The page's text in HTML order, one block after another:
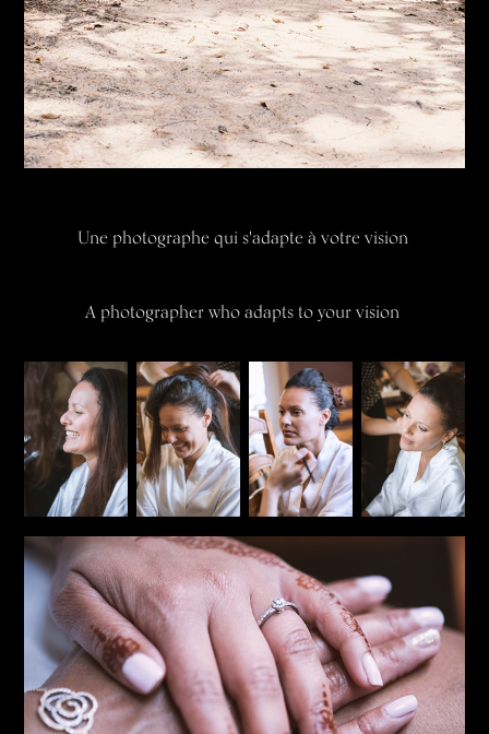
Une photographe qui s'adapte à votre vision
A photographer who adapts to your vision